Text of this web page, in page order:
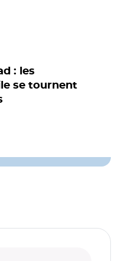
: les
se tournent